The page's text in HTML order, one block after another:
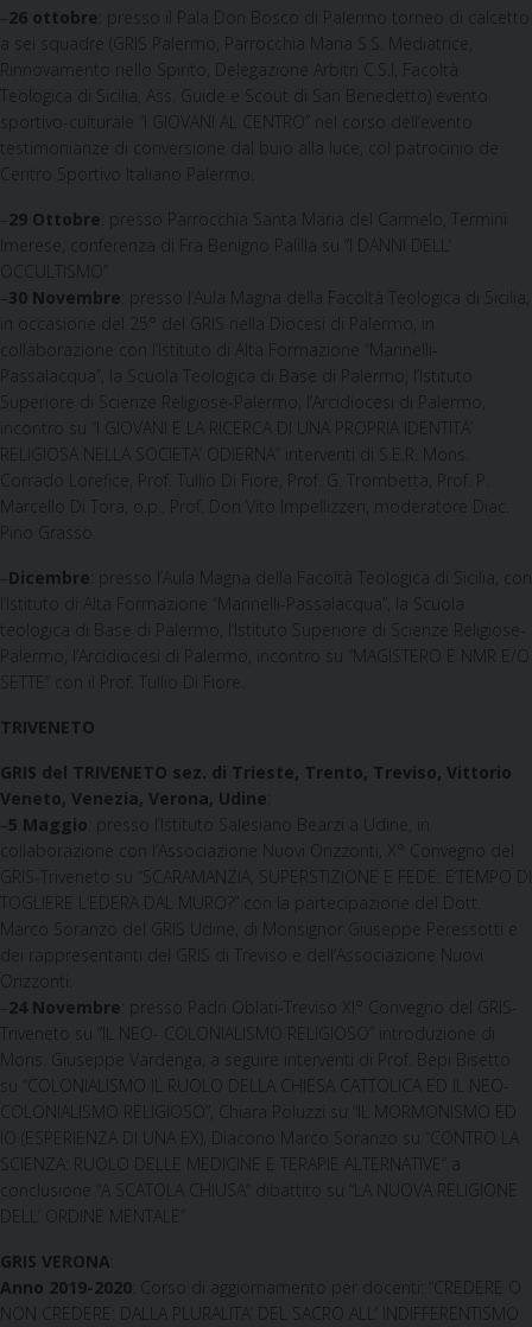
26 ottobre : presso il Pala Don Bosco di Palermo torneo di calcetto
a sei squadre (GRIS Palermo, Parrocchia Maria S.S. Mediatrice,
Rinnovamento nello Spirito, Delegazione Arbitri C.S.I, Facoltà
Teologica di Sicilia, Ass. Guide e Scout di San Benedetto) evento
sportivo-culturale “I GIOVANI AL CENTRO” nel corso dell’evento
testimonianze di conversione dal buio alla luce, col patrocinio de
Centro Sportivo Italiano Palermo.
29 Ottobre : presso Parrocchia Santa Maria del Carmelo, Termini
Imerese, conferenza di Fra Benigno Palilla su “I DANNI DELL’
OCCULTISMO”
30 Novembre : presso l’Aula Magna della Facoltà Teologica di Sicilia,
in occasione del 25° del GRIS nella Diocesi di Palermo, in
collaborazione con l’Istituto di Alta Formazione “Marinelli-
Passalacqua”, la Scuola Teologica di Base di Palermo, l’Istituto
Superiore di Scienze Religiose-Palermo, l’Arcidiocesi di Palermo,
incontro su “I GIOVANI E LA RICERCA DI UNA PROPRIA IDENTITA’
RELIGIOSA NELLA SOCIETA’ ODIERNA” interventi di S.E.R. Mons.
Corrado Lorefice, Prof. Tullio Di Fiore, Prof. G. Trombetta, Prof. P.
Marcello Di Tora, o.p., Prof. Don Vito Impellizzeri, moderatore Diac.
Pino Grasso.
Dicembre : presso l’Aula Magna della Facoltà Teologica di Sicilia, con
l’Istituto di Alta Formazione “Marinelli-Passalacqua”, la Scuola
teologica di Base di Palermo, l’Istituto Superiore di Scienze Religiose-
Palermo, l’Arcidiocesi di Palermo, incontro su “MAGISTERO E NMR E/O
SETTE” con il Prof. Tullio Di Fiore.
TRIVENETO
GRIS del TRIVENETO sez. di Trieste, Trento, Treviso, Vittorio
Veneto, Venezia, Verona, Udine
5 Maggio : presso l’Istituto Salesiano Bearzi a Udine, in
collaborazione con l’Associazione Nuovi Orizzonti, X° Convegno del
GRIS-Triveneto su “SCARAMANZIA, SUPERSTIZIONE E FEDE: E’TEMPO DI
TOGLIERE L’EDERA DAL MURO?” con la partecipazione del Dott.
Marco Soranzo del GRIS Udine, di Monsignor Giuseppe Peressotti e
dei rappresentanti del GRIS di Treviso e dell’Associazione Nuovi
Orizzonti.
24 Novembre : presso Padri Oblati-Treviso XI° Convegno del GRIS-
Triveneto su “IL NEO- COLONIALISMO RELIGIOSO” introduzione di
Mons. Giuseppe Vardenga, a seguire interventi di Prof. Bepi Bisetto
su “COLONIALISMO IL RUOLO DELLA CHIESA CATTOLICA ED IL NEO-
COLONIALISMO RELIGIOSO”, Chiara Poluzzi su “IL MORMONISMO ED
IO (ESPERIENZA DI UNA EX), Diacono Marco Soranzo su “CONTRO LA
SCIENZA: RUOLO DELLE MEDICINE E TERAPIE ALTERNATIVE” a
conclusione “A SCATOLA CHIUSA” dibattito su “LA NUOVA RELIGIONE
DELL’ ORDINE MENTALE”
GRIS VERONA
Anno 2019-2020 : Corso di aggiornamento per docenti: “CREDERE O
NON CREDERE: DALLA PLURALITA’ DEL SACRO ALL’ INDIFFERENTISMO